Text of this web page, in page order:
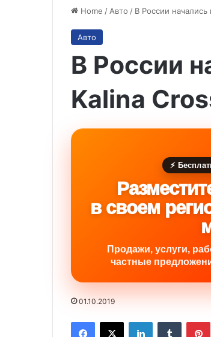
Home / Авто / В России
Авто
В России
Kalina
⚡
в своем
Продажи, услуги,
частные
01.10.2019